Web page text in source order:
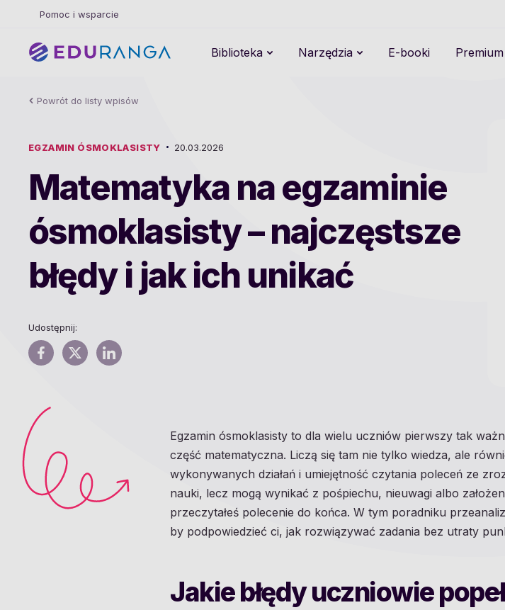
Pomoc i wsparcie
Biblioteka Narzędzia E-booki Premium
Powrót do listy wpisów
EGZAMIN ÓSMOKLASISTY 20.03.2026
Matematyka na egzaminie
ósmoklasisty – najczęstsze
błędy i jak ich unikać
Udostępnij:
Egzamin ósmoklasisty to dla wielu uczniów pierwszy tak
część matematyczna. Liczą się tam nie tylko wiedza, ale
wykonywanych działań i umiejętność czytania poleceń ze
nauki, lecz mogą wynikać z pośpiechu, nieuwagi albo
przeczytałeś polecenie do końca. W tym poradniku
by podpowiedzieć ci, jak rozwiązywać zadania bez utraty
Jakie błędy uczniowie